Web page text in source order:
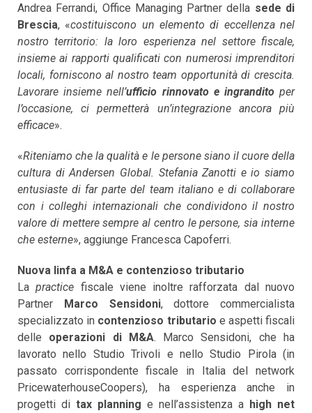
Andrea Ferrandi, Office Managing Partner della sede di
Brescia, «costituiscono un elemento di eccellenza nel
nostro territorio: la loro esperienza nel settore fiscale,
insieme ai rapporti qualificati con numerosi imprenditori
locali, forniscono al nostro team opportunità di crescita.
Lavorare insieme nell’ufficio rinnovato e ingranditoper
l’occasione, ci permetterà un’integrazione ancora più
efficace».
«Riteniamo che la qualità e le persone siano il cuore della
cultura di Andersen Global. Stefania Zanotti e io siamo
entusiaste di far parte del team italiano e di collaborare
con i colleghi internazionali che condividono il nostro
valore di mettere sempre al centro le persone, sia interne
che esterne», aggiunge Francesca Capoferri.
Nuova linfa a M&A e contenzioso tributario
Lapractice fiscale viene inoltre rafforzata dal nuovo
Partner Marco Sensidoni, dottore commercialista
specializzato in contenzioso tributario e aspetti fiscali
delle operazioni di M&A. Marco Sensidoni, che ha
lavorato nello Studio Trivoli e nello Studio Pirola (in
passato corrispondente fiscale in Italia del network
PricewaterhouseCoopers), ha esperienza anche in
progetti di tax planning e nell’assistenza a high net